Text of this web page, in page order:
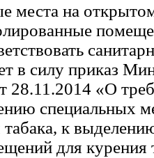
места на
в силу приказ
28.11.2014 «О
специальных
табака, к
для курения